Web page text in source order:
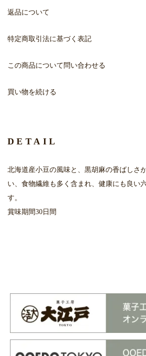
返品について
特定商取引法に基づく表記
この商品について問い合わせる
買い物を続ける
DETAIL
北海道産小豆の風味と、黒胡麻の香ばしさ
い、食物繊維も多く含まれ、健康にも良い
す。
賞味期間30日間